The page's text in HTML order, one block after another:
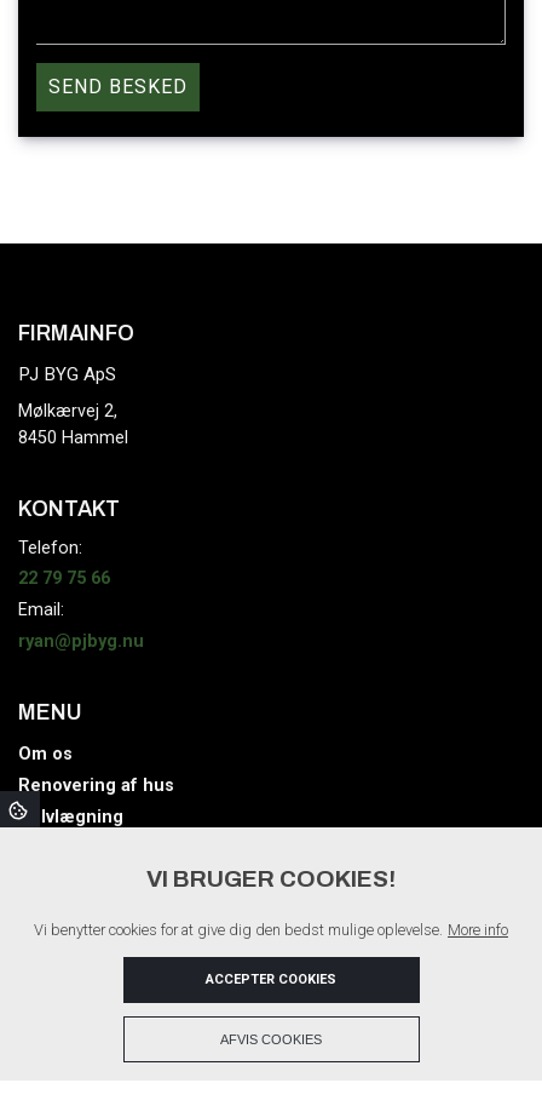
FIRMAINFO
PJ BYG ApS
Mølkærvej 2,
8450 Hammel
KONTAKT
Telefon:
22 79 75 66
Email:
ryan@pjbyg.nu
MENU
Om os
Renovering af hus
Gulvlægning
VI BRUGER COOKIES!
Vi benytter cookies for at give dig den bedst mulige oplevelse. More info
ACCEPTER COOKIES
AFVIS COOKIES